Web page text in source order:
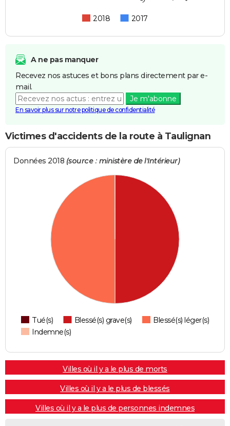
2018 2017
A ne pas manquer
Recevez nos astuces et bons plans directement par e-
mail.
Je m'abonne
En savoir plus sur notre politique de confidentialité
Victimes d'accidents de la route à Taulignan
Données 2018 (source : ministère de l'Intérieur)
Tué(s) Blessé(s) grave(s)
Blessé(s) léger(s)
Indemne(s)
Villes où il y a le plus de morts
Villes où il y a le plus de blessés
Villes où il y a le plus de personnes indemnes